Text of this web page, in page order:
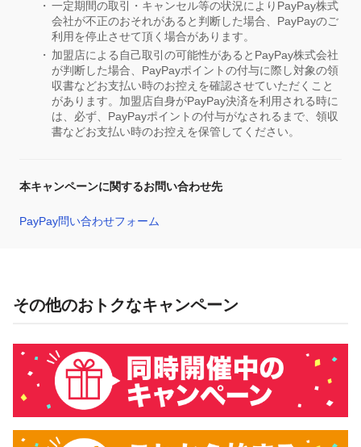
一定期間の取引・キャンセル等の状況によりPayPay株式
会社が不正のおそれがあると判断した場合、PayPayのご
利用を停止させて頂く場合があります。
加盟店による自己取引の可能性があるとPayPay株式会社
が判断した場合、PayPayポイントの付与に際し対象の領
収書などお支払い時のお控えを確認させていただくこと
があります。加盟店自身がPayPay決済を利用される時に
は、必ず、PayPayポイントの付与がなされるまで、領収
書などお支払い時のお控えを保管してください。
本キャンペーンに関するお問い合わせ先
PayPay問い合わせフォーム
その他のおトクなキャンペーン